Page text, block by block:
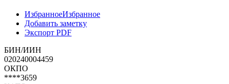
ИзбранноеИзбранное
Добавить заметку
Экспорт PDF
БИН/ИИН
020240004459
ОКПО
****3659